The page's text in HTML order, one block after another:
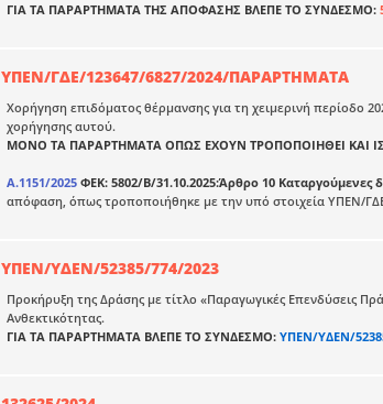
ΓΙΑ ΤΑ ΠΑΡΑΡΤΗΜΑΤΑ ΤΗΣ ΑΠΟΦΑΣΗΣ ΒΛΕΠΕ ΤΟ ΣΥΝΔΕΣΜΟ:
ΥΠΕΝ/ΓΔΕ/123647/6827/2024/ΠΑΡΑΡΤΗΜΑΤΑ
Χορήγηση επιδόματος θέρμανσης για τη χειμερινή περίοδο
χορήγησης αυτού.
ΜΟΝΟ ΤΑ ΠΑΡΑΡΤΗΜΑΤΑ ΟΠΩΣ ΕΧΟΥΝ ΤΡΟΠΟΠΟΙΗΘΕΙ ΚΑΙ
Α.1151/2025 ΦΕΚ: 5802/Β/31.10.2025:Άρθρο 10 Καταργούμενες
απόφαση, όπως τροποποιήθηκε με την υπό στοιχεία ΥΠΕΝ/
ΥΠΕΝ/ΥΔΕΝ/52385/774/2023
Προκήρυξη της Δράσης με τίτλο «Παραγωγικές Επενδύσεις
Ανθεκτικότητας.
ΓΙΑ ΤΑ ΠΑΡΑΡΤΗΜΑΤΑ ΒΛΕΠΕ ΤΟ ΣΥΝΔΕΣΜΟ: ΥΠΕΝ/ΥΔΕΝ/